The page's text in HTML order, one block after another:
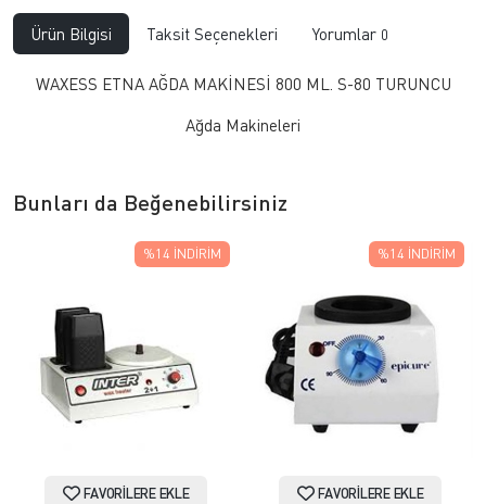
Ürün Bilgisi Taksit Seçenekleri Yorumlar 0
WAXESS ETNA AĞDA MAKİNESİ 800 ML. S-80 TURUNCU
Ağda Makineleri
Bunları da Beğenebilirsiniz
FAVORILERE EKLE
%14 İNDIRIM
FAVORILERE EKLE
%14 İNDIRIM